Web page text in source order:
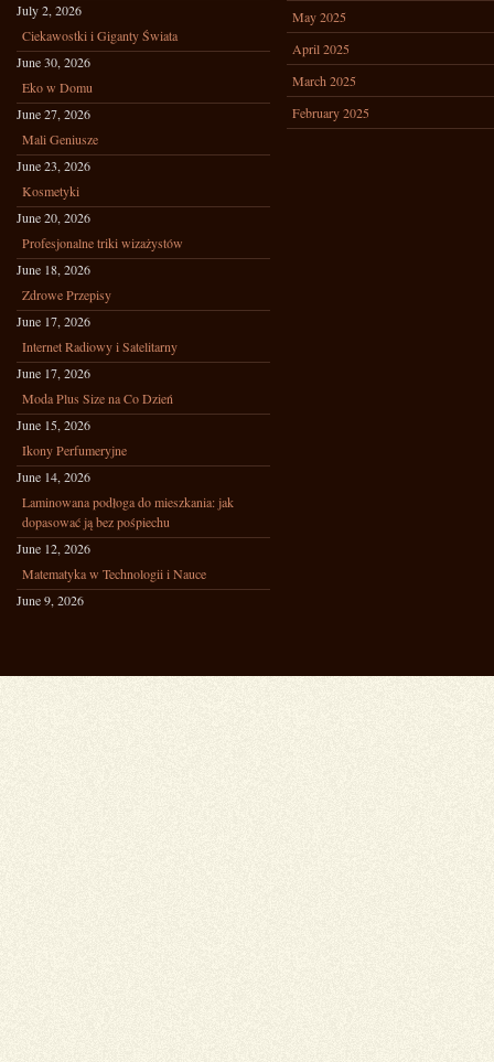
July 2, 2026
Ciekawostki i Giganty Świata
June 30, 2026
Eko w Domu
June 27, 2026
Mali Geniusze
June 23, 2026
Kosmetyki
June 20, 2026
Profesjonalne triki wizażystów
June 18, 2026
Zdrowe Przepisy
June 17, 2026
Internet Radiowy i Satelitarny
June 17, 2026
Moda Plus Size na Co Dzień
June 15, 2026
Ikony Perfumeryjne
June 14, 2026
Laminowana podłoga do mieszkania: jak
dopasować ją bez pośpiechu
June 12, 2026
Matematyka w Technologii i Nauce
June 9, 2026
May 2025
April 2025
March 2025
February 2025